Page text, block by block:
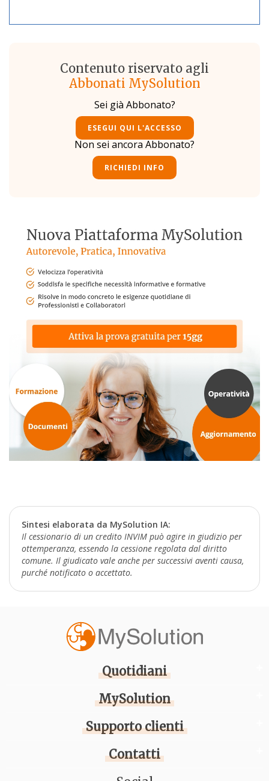
Contenuto riservato agli
Abbonati MySolution
Sei già Abbonato?
ESEGUI QUI L'ACCESSO
Non sei ancora Abbonato?
RICHIEDI INFO
Sintesi elaborata da MySolution IA:
Il cessionario di un credito INVIM può agire in giudizio per
ottemperanza, essendo la cessione regolata dal diritto
comune. Il giudicato vale anche per successivi aventi causa,
purché notificato o accettato.
Quotidiani
MySolution
Supporto clienti
Contatti